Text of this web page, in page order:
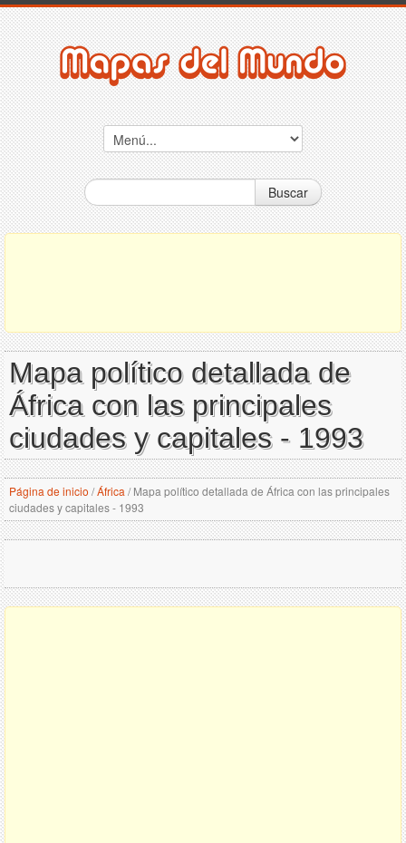
Buscar
Mapa político detallada de
África con las principales
ciudades y capitales - 1993
Página de inicio /África /Mapa político detallada de África con las principales
ciudades y capitales - 1993